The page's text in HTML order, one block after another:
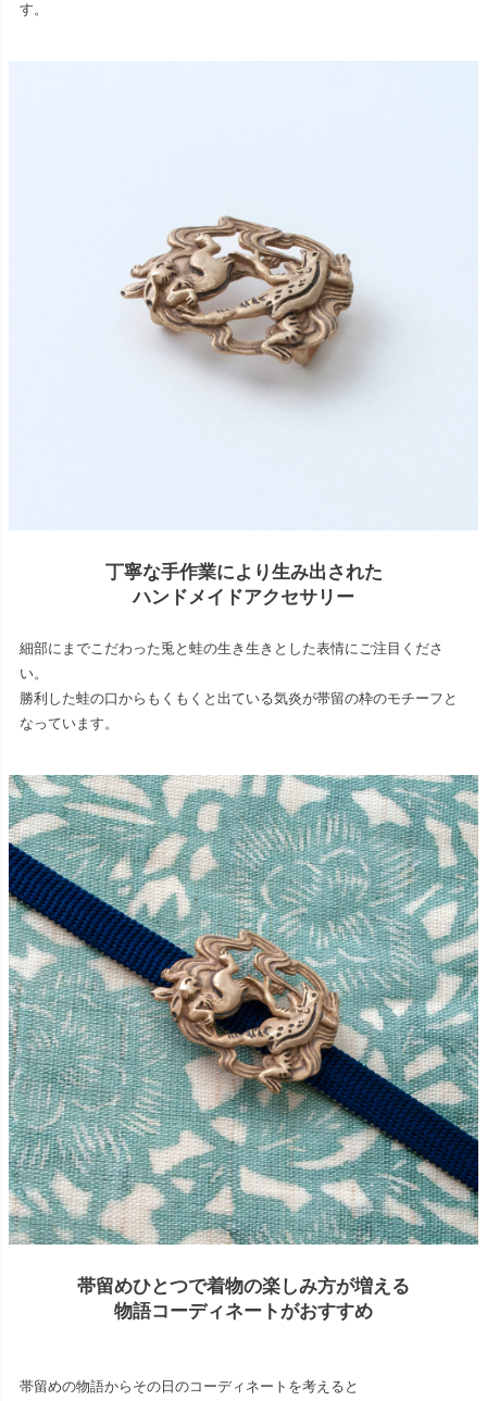
す。
丁寧な手作業により生み出された
ハンドメイドアクセサリー
細部にまでこだわった兎と蛙の生き生きとした表情にご注目くださ
い。
勝利した蛙の口からもくもくと出ている気炎が帯留の枠のモチーフと
なっています。
帯留めひとつで着物の楽しみ方が増える
物語コーディネートがおすすめ
帯留めの物語からその日のコーディネートを考えると